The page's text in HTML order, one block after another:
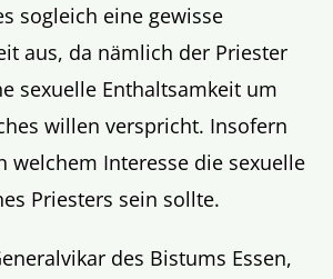
sogleich eine gewisse
aus, da nämlich der Priester
sexuelle Enthaltsamkeit um
willen verspricht. Insofern
welchem Interesse die sexuelle
Priesters sein sollte.
des Bistums Essen,